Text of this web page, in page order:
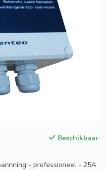
Beschikbaar
- professioneel - 25A